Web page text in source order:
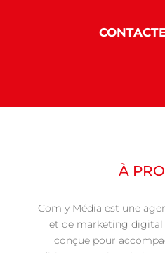
À
Com y Média est une
et de marketing digital
conçue pour